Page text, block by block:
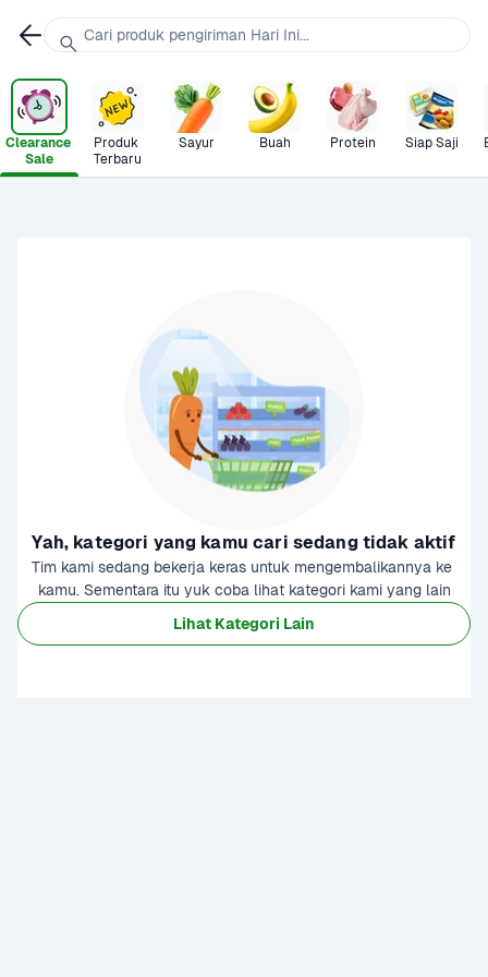
Clearance
Sale
Produk
Terbaru
Sayur Buah Protein Siap Saji
Yah, kategori yang kamu cari sedang tidak aktif
Tim kami sedang bekerja keras untuk mengembalikannya ke
kamu. Sementara itu yuk coba lihat kategori kami yang lain
Lihat Kategori Lain
Cari produk pengiriman Hari Ini...